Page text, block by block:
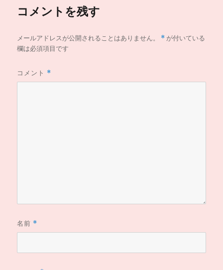
コメントを残す
メールアドレスが公開されることはありません。 * が付いている
欄は必須項目です
コメント *
名前 *